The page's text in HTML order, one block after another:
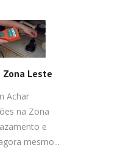
Zona Leste
Achar
na Zona
e
mesmo...